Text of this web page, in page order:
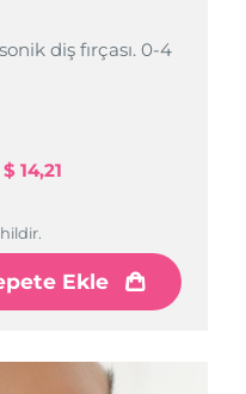
diş fırçası. 0-4
$ 14,21
Ekle
diş fırçası. 0-4
$ 14,21
Ekle
diş fırçası. 0-4
$ 14,21
Ekle